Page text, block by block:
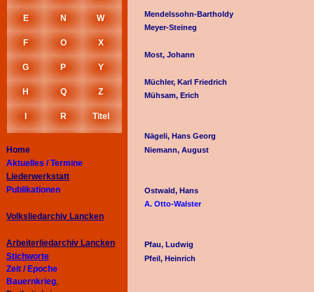
Mendelssohn-Bartholdy
Meyer-Steineg
Most, Johann
Müchler, Karl Friedrich
Mühsam, Erich
Nägeli, Hans Georg
Niemann, August
Ostwald, Hans
A. Otto-Walster
Pfau, Ludwig
Pfeil, Heinrich
E N W
F O X
G P Y
H Q Z
R Titel
Home
Aktuelles / Termine
Liederwerkstatt
Publikationen
Volksliedarchiv Lancken
Arbeiterliedarchiv Lancken
Stichworte
Zeit / Epoche
Bauernkrieg,